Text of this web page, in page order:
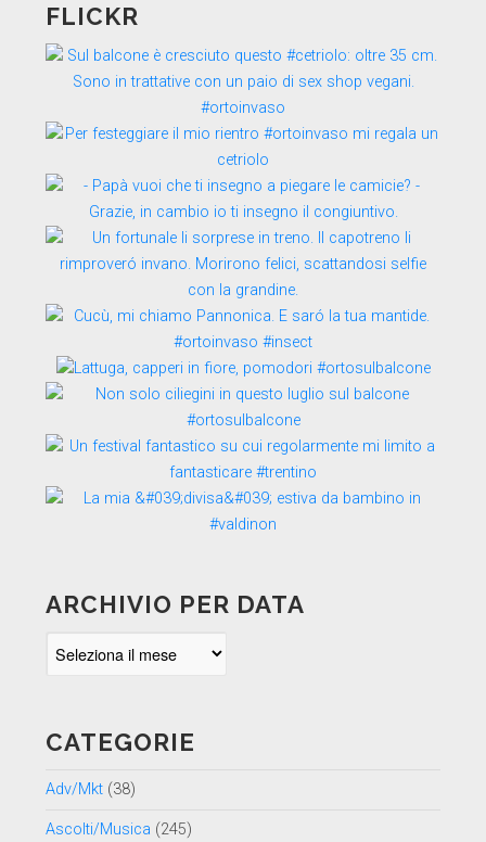
FLICKR
ARCHIVIO PER DATA
CATEGORIE
Adv/Mkt(38)
Ascolti/Musica (245)